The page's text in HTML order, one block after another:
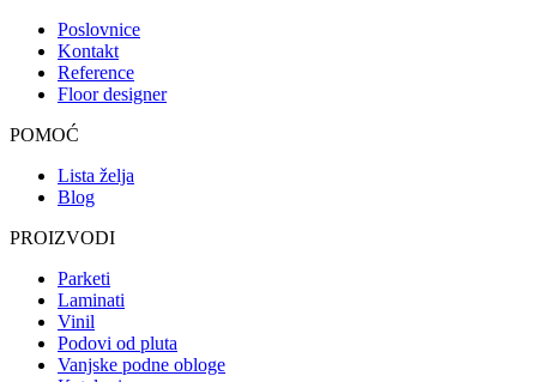
Poslovnice
Kontakt
Reference
Floor designer
POMOĆ
Lista želja
Blog
PROIZVODI
Parketi
Laminati
Vinil
Podovi od pluta
Vanjske podne obloge